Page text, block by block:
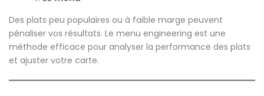
Des plats peu populaires ou à faible marge peuvent
pénaliser vos résultats. Le menu engineering est une
méthode efficace pour analyser la performance des plats
et ajuster votre carte.